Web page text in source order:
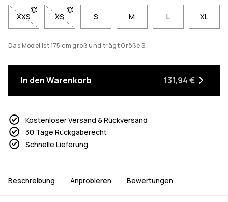
XXS- Größe XXS nicht verfügbar. Klicke, um benachrichtigt zu
XS- Größe XS nicht verfügbar. Klicke, um
S M L XL
Das Model ist 175 cm groß und trägt Größe S.
In den Warenkorb 131,94 €
Kostenloser Versand & Rückversand
30 Tage Rückgaberecht
Schnelle Lieferung
Beschreibung Anprobieren Bewertungen